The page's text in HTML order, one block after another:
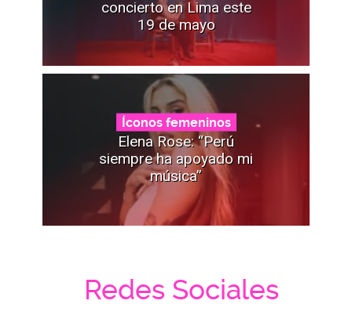
concierto en Lima este
19 de mayo
Íconos femeninos
Elena Rose: “Perú
siempre ha apoyado mi
música”
Redes Sociales